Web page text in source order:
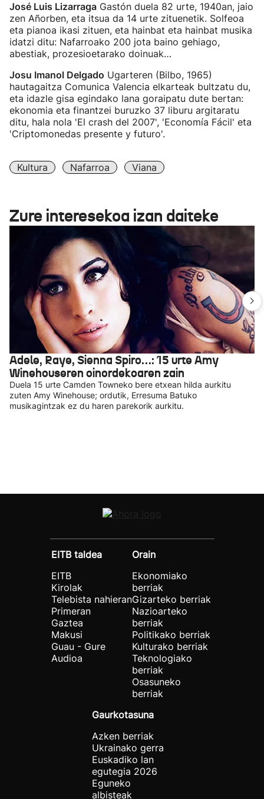
José Luis Lizarraga Gastón duela 82 urte, 1940an, jaio
zen Añorben, eta itsua da 14 urte zituenetik. Solfeoa
eta pianoa ikasi zituen, eta hainbat eta hainbat musika
idatzi ditu: Nafarroako 200 jota baino gehiago,
abestiak, prozesioetarako doinuak…
Josu Imanol Delgado Ugarteren (Bilbo, 1965)
hautagaitza Comunica Valencia elkarteak bultzatu du,
eta idazle gisa egindako lana goraipatu dute bertan:
ekonomia eta finantzei buruzko 37 liburu argitaratu
ditu, hala nola 'El crash del 2007', 'Economía Fácil' eta
'Criptomonedas presente y futuro'.
Kultura Nafarroa Viana
Zure interesekoa izan daiteke
Adele, Raye, Sienna Spiro…: 15 urte Amy
Winehouseren oinordekoaren zain
Duela 15 urte Camden Towneko bere etxean hilda aurkitu
zuten Amy Winehouse; ordutik, Erresuma Batuko
musikagintzak ez du haren parekorik aurkitu.
EITB taldea
EITB
Kirolak
Telebista nahieran
Primeran
Gaztea
Makusi
Guau - Gure
Audioa
Orain
Ekonomiako
berriak
Gizarteko berriak
Nazioarteko
berriak
Politikako berriak
Kulturako berriak
Teknologiako
berriak
Osasuneko
berriak
Gaurkotasuna
Azken berriak
Ukrainako gerra
Euskadiko lan
egutegia 2026
Eguneko
albisteak